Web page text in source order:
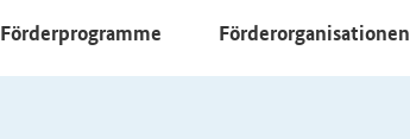
Förderprogramme Förderorganisationen